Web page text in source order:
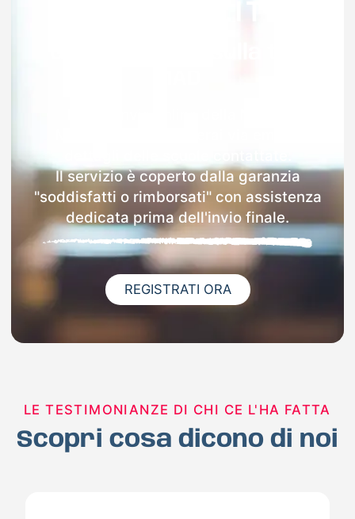
Il servizio è coperto dalla garanzia
"soddisfatti o rimborsati" con assistenza
dedicata prima dell'invio finale.
REGISTRATI ORA
LE TESTIMONIANZE DI CHI CE L'HA FATTA
Scopri cosa dicono di noi